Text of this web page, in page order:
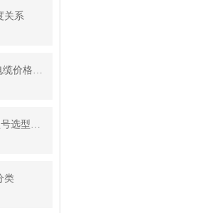
关系
YJV22-26/35KV高压电缆价格更新2022年11月4日
DJYPVP计算机电缆型号选型说明
类